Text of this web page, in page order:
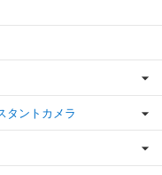
タントカメラ